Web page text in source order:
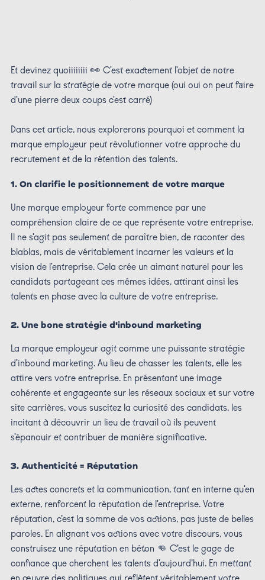
Et devinez quoiiiiiiii 👀 C'est exactement l'objet de notre
travail sur la stratégie de votre marque (oui oui on peut faire
d'une pierre deux coups c'est carré)
Dans cet article, nous explorerons pourquoi et comment la
marque employeur peut révolutionner votre approche du
recrutement et de la rétention des talents.
1. On clarifie le positionnement de votre marque
Une marque employeur forte commence par une
compréhension claire de ce que représente votre entreprise.
Il ne s'agit pas seulement de paraître bien, de raconter des
blablas, mais de véritablement incarner les valeurs et la
vision de l'entreprise. Cela crée un aimant naturel pour les
candidats partageant ces mêmes idées, attirant ainsi les
talents en phase avec la culture de votre entreprise.
2. Une bone stratégie d'inbound marketing
La marque employeur agit comme une puissante stratégie
d'inbound marketing. Au lieu de chasser les talents, elle les
attire vers votre entreprise. En présentant une image
cohérente et engageante sur les réseaux sociaux et sur votre
site carrières, vous suscitez la curiosité des candidats, les
incitant à découvrir un lieu de travail où ils peuvent
s'épanouir et contribuer de manière significative.
3. Authenticité = Réputation
Les actes concrets et la communication, tant en interne qu'en
externe, renforcent la réputation de l'entreprise. Votre
réputation, c’est la somme de vos actions, pas juste de belles
paroles. En alignant vos actions avec votre discours, vous
construisez une réputation en béton 👊 C’est le gage de
confiance que cherchent les talents d'aujourd’hui. En mettant